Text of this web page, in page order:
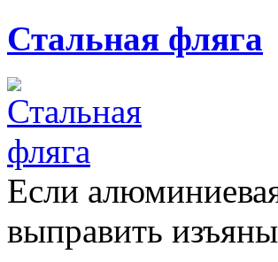
Стальная фляга
Если
выправить